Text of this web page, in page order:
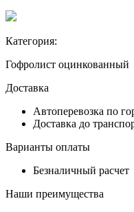
Категория:
Гофролист оцинкованный
Доставка
Автоперевозка по
Доставка до
Варианты оплаты
Безналичный расчет
Наши преимущества